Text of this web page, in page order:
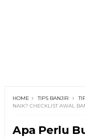
HOME TIPS BANJIR
NAIK? CHECKLIST AWAL
Apa Perlu